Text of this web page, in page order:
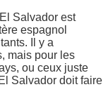
Salvador est
espagnol
Il y a
mais pour les
ou ceux juste
Salvador doit faire